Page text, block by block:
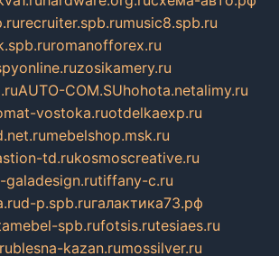
recruiter.spb.rumusic8.spb.ru
romanofforex.ru
zosikamery.ru
AUTO-COM.SUhohota.netalimy.ru
vostoka.ruotdelkaexp.ru
mebelshop.msk.ru
td.rukosmoscreative.ru
galadesign.rutiffany-c.ru
d-p.spb.ruгалактика73.рф
spb.rufotsis.rutesiaes.ru
blesna-kazan.rumossilver.ru